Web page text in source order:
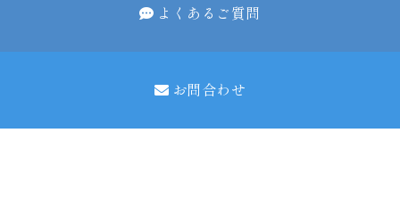
よくあるご質問
お問合わせ